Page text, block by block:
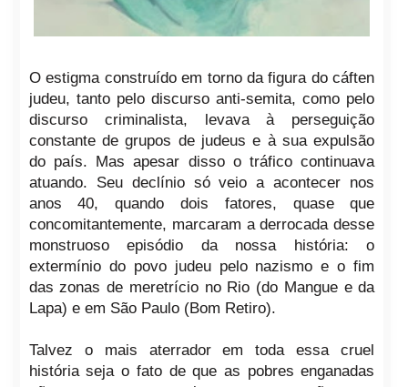
O estigma construído em torno da figura do cáften
judeu, tanto pelo discurso anti-semita, como pelo
discurso criminalista, levava à perseguição
constante de grupos de judeus e à sua expulsão
do país. Mas apesar disso o tráfico continuava
atuando. Seu declínio só veio a acontecer nos
anos 40, quando dois fatores, quase que
concomitantemente, marcaram a derrocada desse
monstruoso episódio da nossa história: o
extermínio do povo judeu pelo nazismo e o fim
das zonas de meretrício no Rio (do Mangue e da
Lapa) e em São Paulo (Bom Retiro).
Talvez o mais aterrador em toda essa cruel
história seja o fato de que as pobres enganadas